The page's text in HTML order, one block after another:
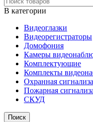
В категории
Видеоглазки
Видеорегистраторы
Домофония
Камеры
Комплектующие
Комплекты
Охранная
Пожарная
СКУД
Поиск